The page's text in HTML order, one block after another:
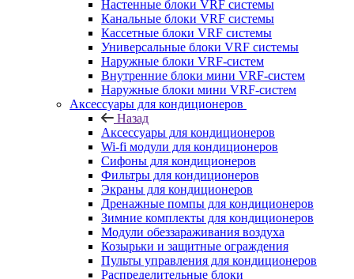
Настенные блоки VRF системы
Канальные блоки VRF системы
Кассетные блоки VRF системы
Универсальные блоки VRF системы
Наружные блоки VRF-систем
Внутренние блоки мини VRF-систем
Наружные блоки мини VRF-систем
Аксессуары для кондиционеров
Назад
Аксессуары для кондиционеров
Wi-fi модули для кондиционеров
Сифоны для кондиционеров
Фильтры для кондиционеров
Экраны для кондиционеров
Дренажные помпы для кондиционеров
Зимние комплекты для кондиционеров
Модули обеззараживания воздуха
Козырьки и защитные ограждения
Пульты управления для кондиционеров
Распределительные блоки